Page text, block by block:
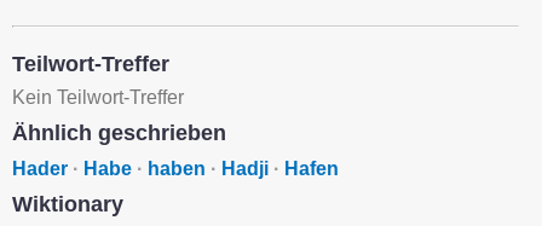
Teilwort-Treffer
Kein Teilwort-Treffer
Ähnlich geschrieben
Hader · Habe · haben · Hadji · Hafen
Wiktionary